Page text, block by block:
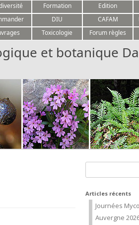
Aller au contenu
Formation Edition
DIU CAFAM
Toxicologie Forum règles
et botanique
Articles récents
Journées
Auvergne